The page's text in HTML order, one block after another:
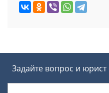
Задайте вопрос и юрист